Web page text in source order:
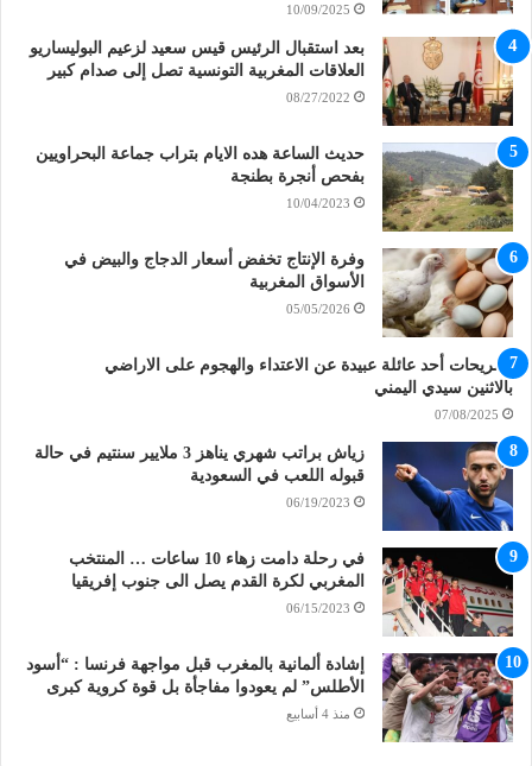
10/09/2025
بعد استقبال الرئيس قيس سعيد لزعيم البوليساريو
العلاقات المغربية التونسية تصل إلى صدام كبير
08/27/2022
حديث الساعة هده الايام بتراب جماعة البحراويين
بفحص أنجرة بطنجة
10/04/2023
وفرة الإنتاج تخفض أسعار الدجاج والبيض في
الأسواق المغربية
05/05/2026
تصريحات أحد عائلة عبيدة عن الاعتداء والهجوم على الاراضي
بالاثنين سيدي اليمني
07/08/2025
زياش براتب شهري يناهز 3 ملايير سنتيم في حالة
قبوله اللعب في السعودية
06/19/2023
في رحلة دامت زهاء 10 ساعات … المنتخب
المغربي لكرة القدم يصل الى جنوب إفريقيا
06/15/2023
إشادة ألمانية بالمغرب قبل مواجهة فرنسا : “أسود
الأطلس” لم يعودوا مفاجأة بل قوة كروية كبرى
منذ 4 أسابيع